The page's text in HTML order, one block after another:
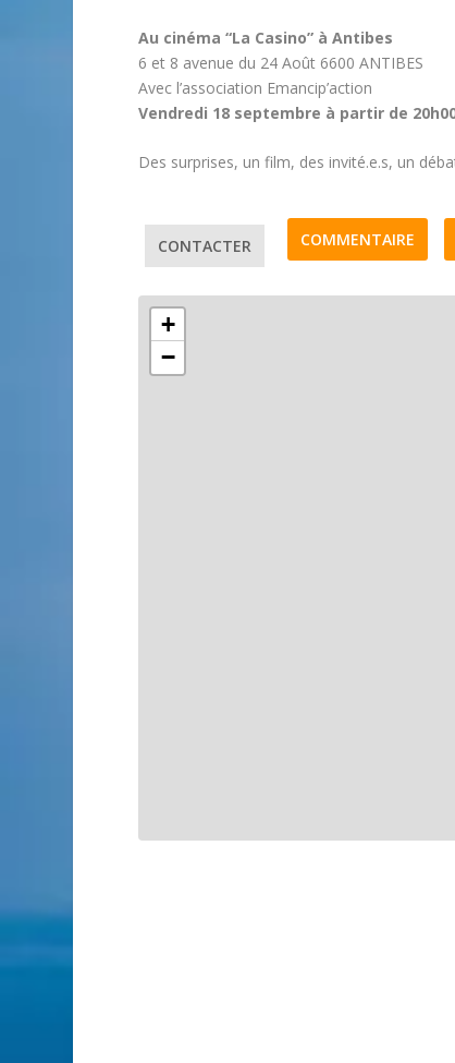
Au cinéma “La Casino” à Antibes
6 et 8 avenue du 24 Août 6600 ANTIBES
Avec l’association Emancip’action
Vendredi 18 septembre à partir de
Des surprises, un film, des invité.e.s, un
CONTACTER COMMENTAIRE
+
−